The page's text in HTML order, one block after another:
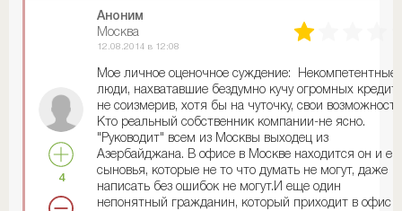
!!! На большие заработки !!! Вопрос один куда
самый главный ГЕНЕРАЛ всего завода !!! Или ему
вышеуказанные обо всем только хорошем .
4
Аноним
Москва
12.08.2014 в 12:08
Мое личное оценочное суждение: Некомпетентные
люди, нахватавшие бездумно кучу огромных
не соизмерив, хотя бы на чуточку, свои
Кто реальный собственник компании-не ясно.
"Руководит" всем из Москвы выходец из
Азербайджана. В офисе в Москве находится он и
сыновья, которые не то что думать не могут, даже
написать без ошибок не могут.И еще один
непонятный гражданин, который приходит в офис